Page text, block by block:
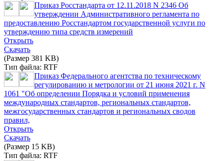
Приказ Росстандарта от 12.11.2018 N 2346 Об
утверждении Административного регламента по
предоставлению Росстандартом государственной услуги по
утверждению типа средств измерений
Открыть
Скачать
(Размер 381 KB)
Тип файла: RTF
Приказ Федерального агентства по техническому
регулированию и метрологии от 21 июня 2021 г. N
1061 "Об определении Порядка и условий применения
международных стандартов, региональных стандартов,
межгосударственных стандартов и региональных сводов
правил,
Открыть
Скачать
(Размер 15 KB)
Тип файла: RTF